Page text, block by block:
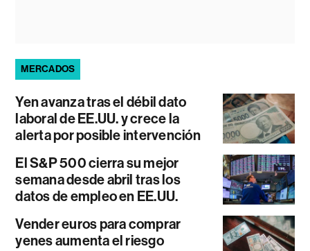
MERCADOS
Yen avanza tras el débil dato
laboral de EE.UU. y crece la
alerta por posible intervención
El S&P 500 cierra su mejor
semana desde abril tras los
datos de empleo en EE.UU.
Vender euros para comprar
yenes aumenta el riesgo